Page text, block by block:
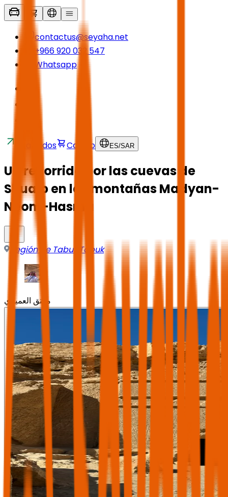
contactus@seyaha.net
+966 920 032 547
Whatsapp
Traslados Carrito ES/SAR
Un recorrido por las cuevas de
Shuaib en las montañas Madyan-
Neom-Hasma
Región de Tabuk Tabuk
معتق العميري